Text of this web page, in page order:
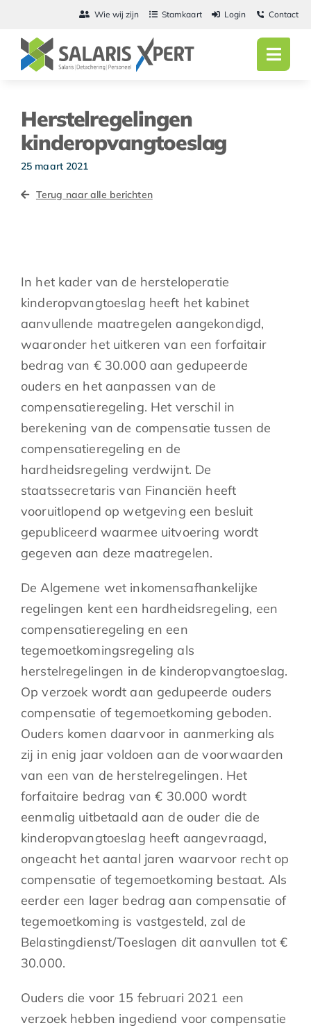
inhoud
Wie wij zijn Stamkaart Login Contact
Herstelregelingen
kinderopvangtoeslag
25 maart 2021
Terug naar alle berichten
In het kader van de hersteloperatie
kinderopvangtoeslag heeft het kabinet
aanvullende maatregelen aangekondigd,
waaronder het uitkeren van een forfaitair
bedrag van € 30.000 aan gedupeerde
ouders en het aanpassen van de
compensatieregeling. Het verschil in
berekening van de compensatie tussen de
compensatieregeling en de
hardheidsregeling verdwijnt. De
staatssecretaris van Financiën heeft
vooruitlopend op wetgeving een besluit
gepubliceerd waarmee uitvoering wordt
gegeven aan deze maatregelen.
De Algemene wet inkomensafhankelijke
regelingen kent een hardheidsregeling, een
compensatieregeling en een
tegemoetkomingsregeling als
herstelregelingen in de kinderopvangtoeslag.
Op verzoek wordt aan gedupeerde ouders
compensatie of tegemoetkoming geboden.
Ouders komen daarvoor in aanmerking als
zij in enig jaar voldoen aan de voorwaarden
van een van de herstelregelingen. Het
forfaitaire bedrag van € 30.000 wordt
eenmalig uitbetaald aan de ouder die de
kinderopvangtoeslag heeft aangevraagd,
ongeacht het aantal jaren waarvoor recht op
compensatie of tegemoetkoming bestaat. Als
eerder een lager bedrag aan compensatie of
tegemoetkoming is vastgesteld, zal de
Belastingdienst/Toeslagen dit aanvullen tot €
30.000.
Ouders die voor 15 februari 2021 een
verzoek hebben ingediend voor compensatie